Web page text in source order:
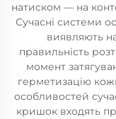
натиском — на
Сучасні системи
виявляють
правильність
момент
герметизацію
особливостей
кришок входять